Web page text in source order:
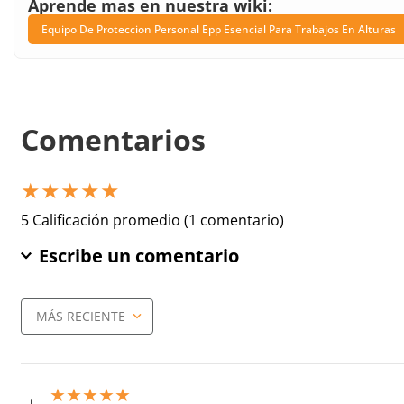
Aprende mas en nuestra wiki:
Equipo De Proteccion Personal Epp Esencial Para Trabajos En Alturas
Comentarios
★★★★★
5 Calificación promedio (1 comentario)
Escribe un comentario
Agregar comentario
Título
MÁS RECIENTE
★★★★★